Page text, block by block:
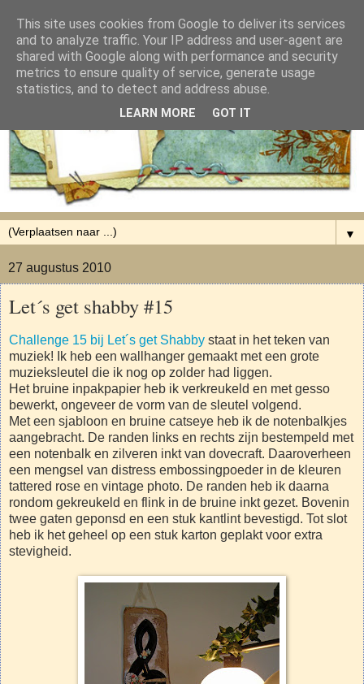
▼
27 augustus 2010
Let´s get shabby #15
Challenge 15 bij Let´s get Shabby staat in het teken van
muziek! Ik heb een wallhanger gemaakt met een grote
muzieksleutel die ik nog op zolder had liggen.
Het bruine inpakpapier heb ik verkreukeld en met gesso
bewerkt, ongeveer de vorm van de sleutel volgend.
Met een sjabloon en bruine catseye heb ik de notenbalkjes
aangebracht. De randen links en rechts zijn bestempeld met
een notenbalk en zilveren inkt van dovecraft. Daaroverheen
een mengsel van distress embossingpoeder in de kleuren
tattered rose en vintage photo. De randen heb ik daarna
rondom gekreukeld en flink in de bruine inkt gezet. Bovenin
twee gaten geponsd en een stuk kantlint bevestigd. Tot slot
heb ik het geheel op een stuk karton geplakt voor extra
stevigheid.
This site uses cookies from Google to deliver its services
and to analyze traffic. Your IP address and user-agent are
shared with Google along with performance and security
metrics to ensure quality of service, generate usage
statistics, and to detect and address abuse.
LEARN MORE GOT IT